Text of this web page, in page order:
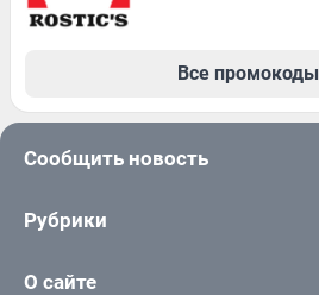
Все промокоды
Сообщить новость
Рубрики
О сайте